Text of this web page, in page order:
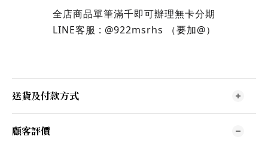
全店商品單筆滿千即可辦理無卡分期
LINE客服 : @922msrhs （要加@）
送貨及付款方式
顧客評價